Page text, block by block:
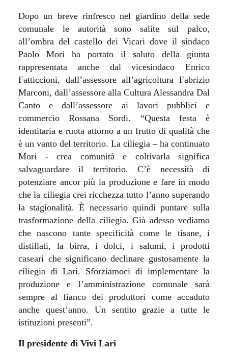
Dopo un breve rinfresco nel giardino della sede
comunale le autorità sono salite sul palco,
all’ombra del castello dei Vicari dove il sindaco
Paolo Mori ha portato il saluto della giunta
rappresentata anche dal vicesindaco Enrico
Fatticcioni, dall’assessore all’agricoltura Fabrizio
Marconi, dall’assessore alla Cultura Alessandra Dal
Canto e dall’assessore ai lavori pubblici e
commercio Rossana Sordi. “Questa festa è
identitaria e ruota attorno a un frutto di qualità che
è un vanto del territorio. La ciliegia – ha continuato
Mori - crea comunità e coltivarla significa
salvaguardare il territorio. C’è necessità di
potenziare ancor più la produzione e fare in modo
che la ciliegia crei ricchezza tutto l’anno superando
la stagionalità. È necessario quindi puntare sulla
trasformazione della ciliegia. Già adesso vediamo
che nascono tante specificità come le tisane, i
distillati, la birra, i dolci, i salumi, i prodotti
caseari che significano declinare gustosamente la
ciliegia di Lari. Sforziamoci di implementare la
produzione e l’amministrazione comunale sarà
sempre al fianco dei produttori come accaduto
anche quest’anno. Un sentito grazie a tutte le
istituzioni presenti”.
Il presidente di Vivi Lari